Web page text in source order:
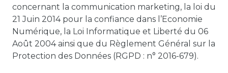
concernant la communication marketing, la loi du
21 Juin 2014 pour la confiance dans l’Economie
Numérique, la Loi Informatique et Liberté du 06
Août 2004 ainsi que du Règlement Général sur la
Protection des Données (RGPD : n° 2016-679).